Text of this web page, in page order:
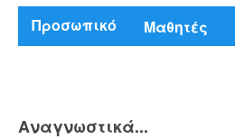
Προσωπικό Μαθητές
Αναγνωστικά...